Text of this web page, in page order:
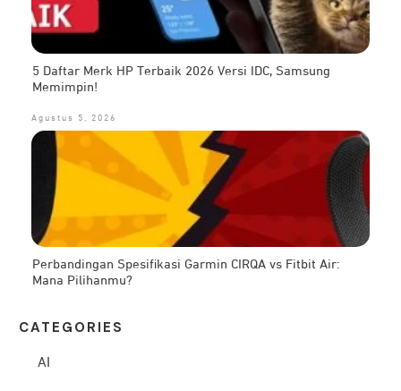
5 Daftar Merk HP Terbaik 2026 Versi IDC, Samsung
Memimpin!
Agustus 5, 2026
Perbandingan Spesifikasi Garmin CIRQA vs Fitbit Air:
Mana Pilihanmu?
CATEG ORIES
AI